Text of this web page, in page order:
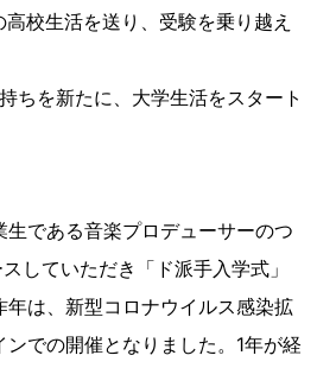
校生活を送り、受験を乗り越え
ちを新たに、大学生活をスタート
である音楽プロデューサーのつ
していただき「ド派手入学式」
年は、新型コロナウイルス感染拡
での開催となりました。1年が経